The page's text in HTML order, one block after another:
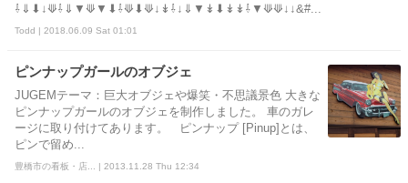
⇩⇓⬇↓⟱⇩⇓▼⟱▼⬇⇩⟱⬇⟱↓↡⇩↓⇓▼↡⬇↡↡⇩▼⟱⟱↓↓&#...
Todd | 2018.06.09 Sat 01:01
ピンナップガールのオブジェ
JUGEMテーマ：巨大オブジェや爆笑・不思議景色 大きな
ピンナップガールのオブジェを制作しました。 車のガレ
ージに取り付けてあります。 ピンナップ [Pinup]とは、
ピンで留め...
豊橋市の看板・店... | 2013.11.28 Thu 12:34